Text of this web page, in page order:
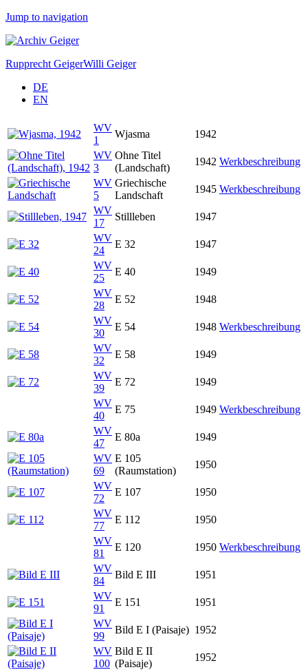
Jump to navigation
Rupprecht GeigerWilli Geiger
DE
EN
WV
1
Wjasma
1942
WV
3
Ohne Titel
(Landschaft)
1942 Werkbeschreibung
WV
5
Griechische
Landschaft
1945 Werkbeschreibung
WV
17
Stillleben
1947
WV
24
E 32
1947
WV
25
E 40
1949
WV
28
E 52
1948
WV
30
E 54 1948 Werkbeschreibung
WV
32
E 58
1949
WV
39
E 72
1949
WV
40
E 75 1949 Werkbeschreibung
WV
47
E 80a
1949
WV
69
E 105
(Raumstation)
1950
WV
72
E 107
1950
WV
77
E 112
1950
WV
81
E 120 1950 Werkbeschreibung
WV
84
Bild E III
1951
WV
91
E 151
1951
WV
99
Bild E I (Paisaje) 1952
WV
100
Bild E II
(Paisaje)
1952